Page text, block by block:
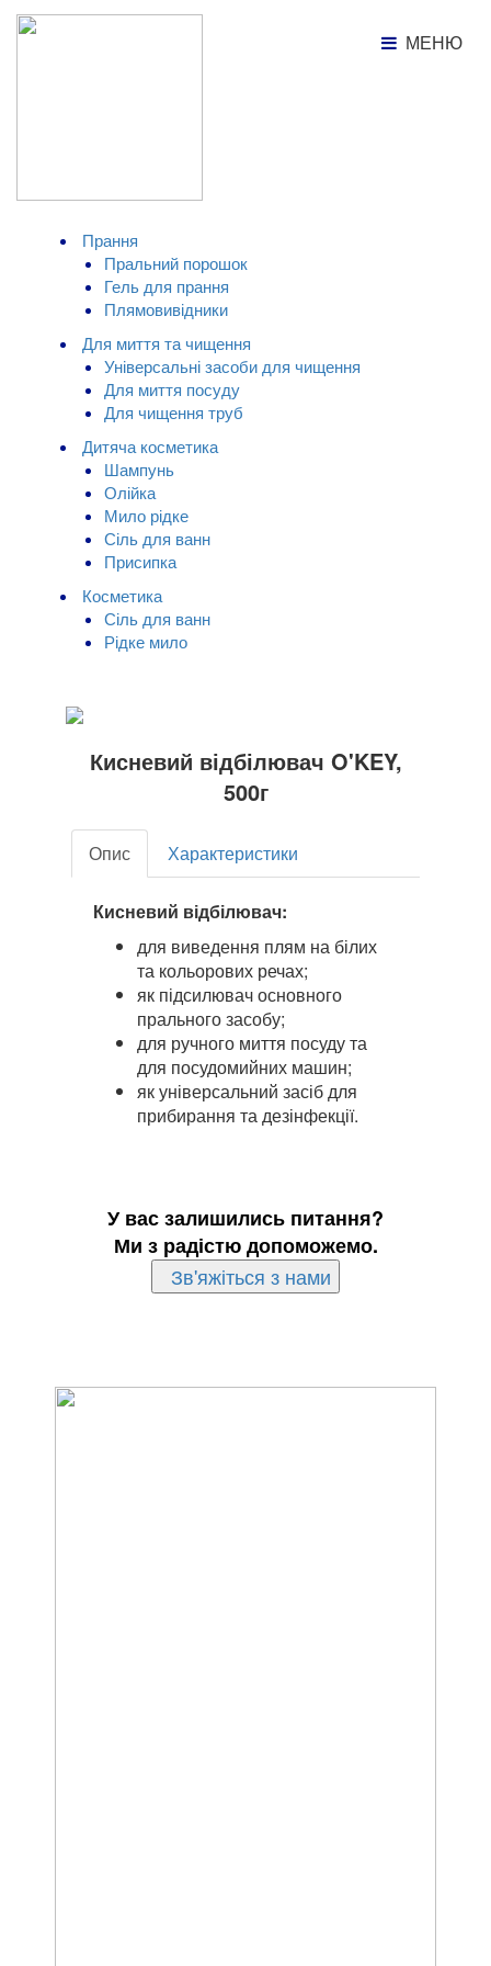
МЕНЮ
МЕНЮ
КАТАЛОГ ТОВАРІВ
Прання
Пральний порошок
Гель для прання
Плямовивідники
Для миття та чищення
Універсальні засоби для чищення
Для миття посуду
Для чищення труб
Дитяча косметика
Шампунь
Олійка
Мило рідке
Сіль для ванн
Присипка
Косметика
Сіль для ванн
Рідке мило
Кисневий відбілювач O'KEY,
500г
Опис Характеристики
Кисневий відбілювач:
для виведення плям на білих
та кольорових речах;
як підсилювач основного
прального засобу;
для ручного миття посуду та
для посудомийних машин;
як універсальний засіб для
прибирання та дезінфекції.
У вас залишились питання?
Ми з радістю допоможемо.
Зв'яжіться з нами